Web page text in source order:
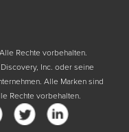
Rechte vorbehalten.
Inc. oder seine
Alle Marken sind
Rechte vorbehalten.